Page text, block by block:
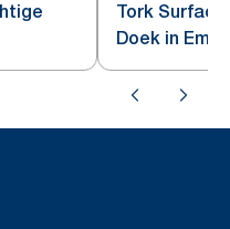
Tork
Doek in